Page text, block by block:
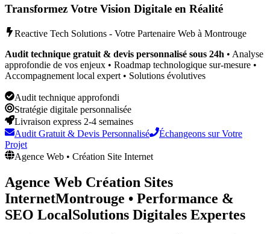
Transformez Votre Vision Digitale en Réalité
Reactive Tech Solutions - Votre Partenaire Web à Montrouge
Audit technique gratuit & devis personnalisé sous 24h • Analyse
approfondie de vos enjeux • Roadmap technologique sur-mesure •
Accompagnement local expert • Solutions évolutives
Audit technique approfondi
Stratégie digitale personnalisée
Livraison express 2-4 semaines
Audit Gratuit & Devis Personnalisé
Échangeons sur Votre
Projet
Agence Web • Création Site Internet
Agence Web Création Sites
InternetMontrouge • Performance &
SEO LocalSolutions Digitales Expertes